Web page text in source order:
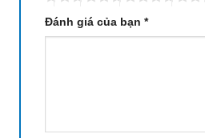
Đánh giá của bạn *